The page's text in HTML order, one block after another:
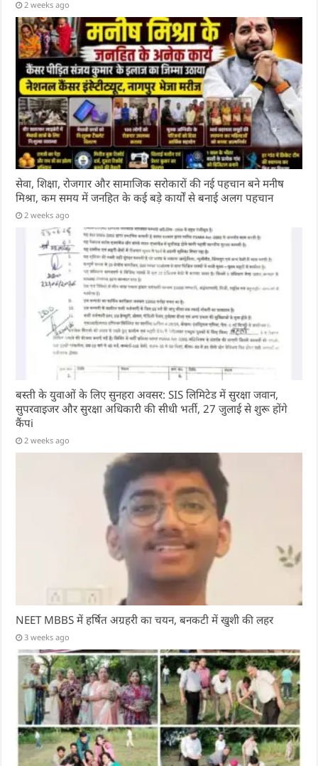
2 weeks ago
सेवा, शिक्षा, रोजगार और सामाजिक सरोकारों की नई पहचान बने मनीष
मिश्रा, कम समय में जनहित के कई बड़े कार्यों से बनाई अलग पहचान
2 weeks ago
बस्ती के युवाओं के लिए सुनहरा अवसर: SIS लिमिटेड में सुरक्षा जवान,
सुपरवाइजर और सुरक्षा अधिकारी की सीधी भर्ती, 27 जुलाई से शुरू होंगे
कैंपi
2 weeks ago
NEET MBBS में हर्षित अग्रहरी का चयन, बनकटी में खुशी की लहर
3 weeks ago